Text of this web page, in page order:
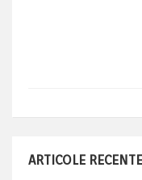
ARTICOLE RECENTE